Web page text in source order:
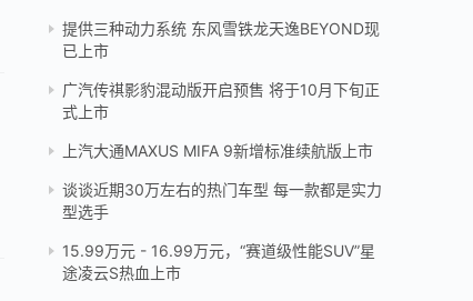
提供三种动力系统 东风雪铁龙天逸BEYOND现
已上市
广汽传祺影豹混动版开启预售 将于10月下旬正
式上市
上汽大通MAXUS MIFA 9新增标准续航版上市
谈谈近期30万左右的热门车型 每一款都是实力
型选手
15.99万元 - 16.99万元，“赛道级性能SUV”星
途凌云S热血上市